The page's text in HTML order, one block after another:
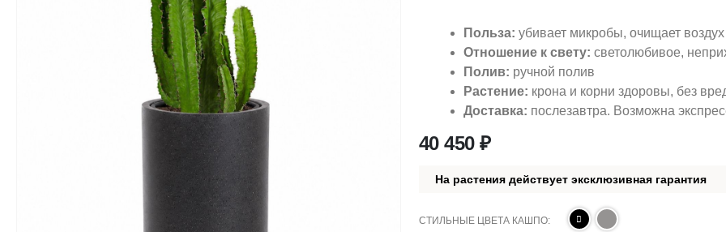
Польза: убивает микробы, очищает воздух
Отношение к свету: светолюбивое,
Полив: ручной полив
Растение: крона и корни здоровы, без
Доставка: послезавтра. Возможна
40 450₽
На растения действует эксклюзивная гарантия
СТИЛЬНЫЕ ЦВЕТА КАШПО